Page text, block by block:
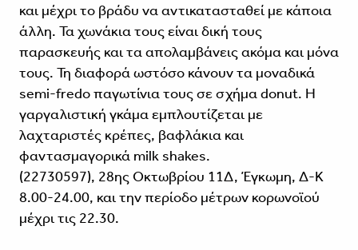
και μέχρι το βράδυ να αντικατασταθεί με κάποια
άλλη. Τα χωνάκια τους είναι δική τους
παρασκευής και τα απολαμβάνεις ακόμα και μόνα
τους. Τη διαφορά ωστόσο κάνουν τα μοναδικά
semi-fredo παγωτίνια τους σε σχήμα donut. Η
γαργαλιστική γκάμα εμπλουτίζεται με
λαχταριστές κρέπες, βαφλάκια και
φαντασμαγορικά milk shakes.
(22730597), 28ης Οκτωβρίου 11Δ, Έγκωμη, Δ-Κ
8.00-24.00, και την περίοδο μέτρων κορωνοϊού
μέχρι τις 22.30.